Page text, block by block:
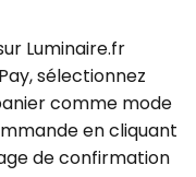
Luminaire.fr
sélectionnez
comme mode
en cliquant
de confirmation